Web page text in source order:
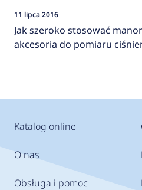
11 lipca 2016
Jak szeroko stosować
akcesoria do pomiaru
Katalog online
O nas
Obsługa i pomoc